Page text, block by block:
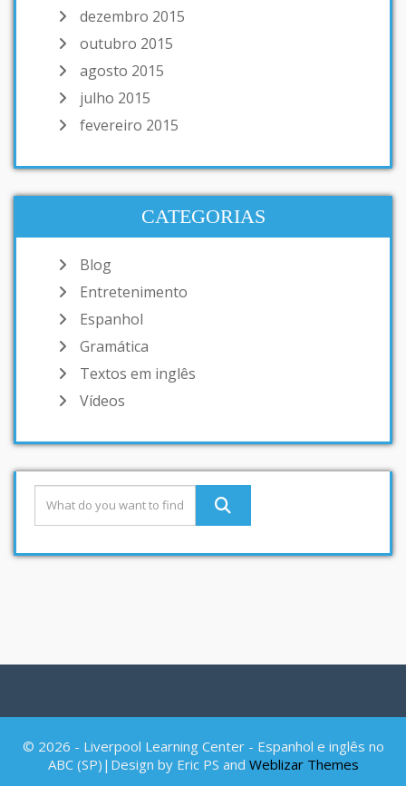
dezembro 2015
outubro 2015
agosto 2015
julho 2015
fevereiro 2015
CATEGORIAS
Blog
Entretenimento
Espanhol
Gramática
Textos em inglês
Vídeos
© 2026 - Liverpool Learning Center - Espanhol e inglês no
ABC (SP)|Design by Eric PS and Weblizar Themes